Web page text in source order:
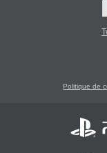
Politique de